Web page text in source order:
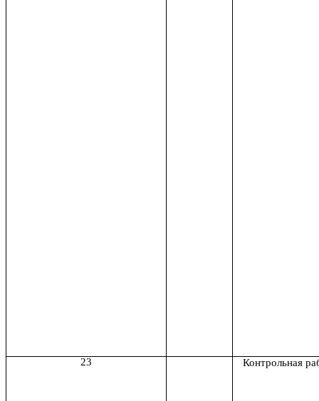
23 Контрольная